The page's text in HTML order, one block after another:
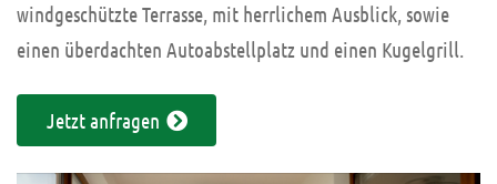
windgeschützte Terrasse, mit herrlichem Ausblick, sowie
einen überdachten Autoabstellplatz und einen Kugelgrill.
Jetzt anfragen